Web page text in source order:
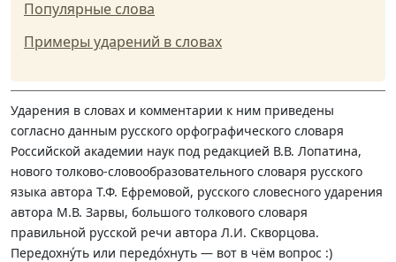
Популярные слова
Примеры ударений в словах
Ударения в словах и комментарии к ним приведены
согласно данным русского орфографического словаря
Российской академии наук под редакцией В.В. Лопатина,
нового толково-словообразовательного словаря русского
языка автора Т.Ф. Ефремовой, русского словесного ударения
автора М.В. Зарвы, большого толкового словаря
правильной русской речи автора Л.И. Скворцова.
Передохну́ть или передо́хнуть — вот в чём вопрос :)